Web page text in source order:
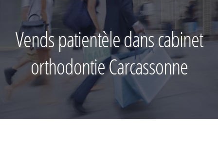
Vends patientèle dans cabinet
orthodontie Carcassonne